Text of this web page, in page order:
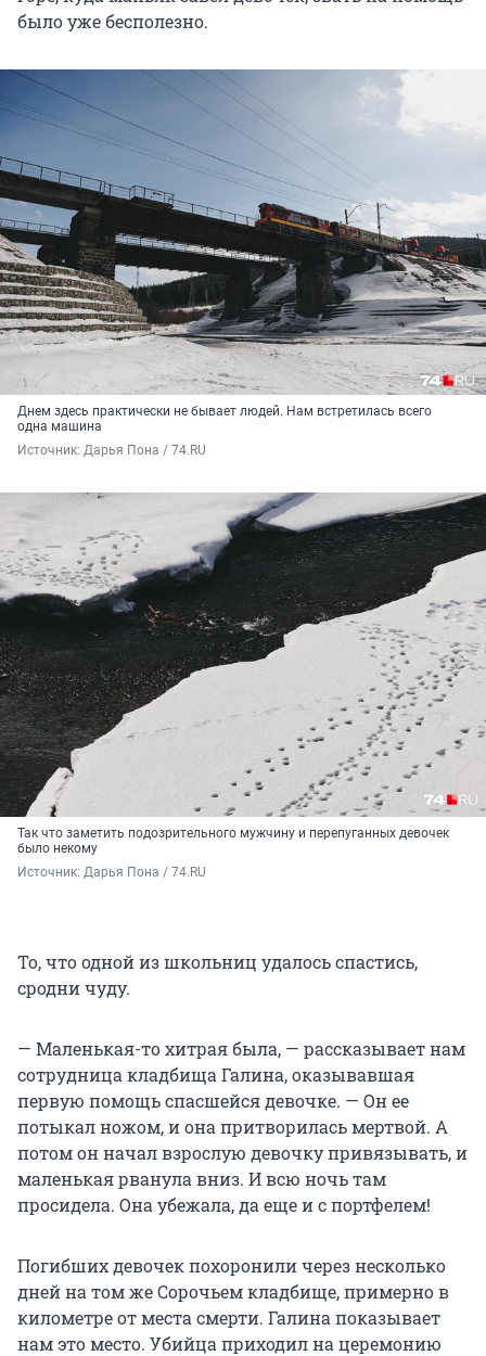
было уже бесполезно.
Днем здесь практически не бывает людей. Нам встретилась всего
одна машина
Источник: Дарья Пона / 74.RU
Так что заметить подозрительного мужчину и перепуганных девочек
было некому
Источник: Дарья Пона / 74.RU
То, что одной из школьниц удалось спастись,
сродни чуду.
— Маленькая-то хитрая была, — рассказывает нам
сотрудница кладбища Галина, оказывавшая
первую помощь спасшейся девочке. — Он ее
потыкал ножом, и она притворилась мертвой. А
потом он начал взрослую девочку привязывать, и
маленькая рванула вниз. И всю ночь там
просидела. Она убежала, да еще и с портфелем!
Погибших девочек похоронили через несколько
дней на том же Сорочьем кладбище, примерно в
километре от места смерти. Галина показывает
нам это место. Убийца приходил на церемонию